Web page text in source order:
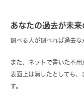
あなたの過去が未
調べる人が調べれば過去な
また、ネットで書いた不用
表面上は消したとしても
す。